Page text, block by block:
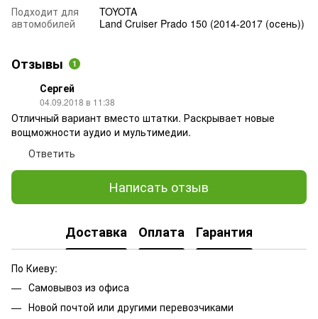
Подходит для
автомобилей
TOYOTA
Land Cruiser Prado 150 (2014-2017 (осень))
Отзывы 1
Сергей
04.09.2018 в 11:38
Отличный вариант вместо штатки. Раскрывает новые
вощможности аудио и мультимедии.
Ответить
Написать отзыв
Доставка Оплата Гарантия
По Киеву:
Самовывоз из офиса
Новой почтой или другими перевозчиками